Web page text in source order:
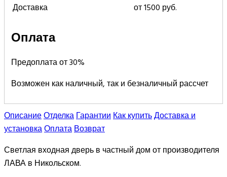
Доставка
от 1500 руб.
Оплата
Предоплата от 30%
Возможен как наличный, так и безналичный рассчет
ОписаниеОтделкаГарантииКак купитьДоставка и
установкаОплатаВозврат
Светлая входная дверь в частный дом от производителя
ЛАВА в Никольском.